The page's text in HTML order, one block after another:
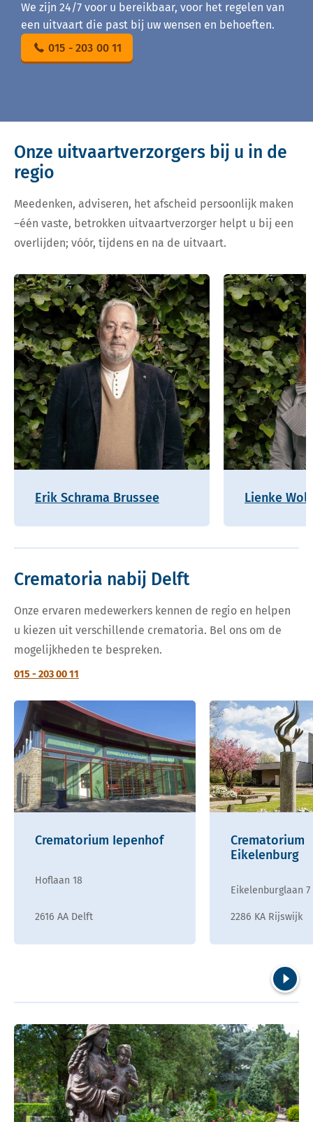
We zijn 24/7 voor u bereikbaar, voor het regelen van
een uitvaart die past bij uw wensen en behoeften.
015 - 203 00 11
Onze uitvaartverzorgers bij u in de
regio
Meedenken, adviseren, het afscheid persoonlijk maken
–één vaste, betrokken uitvaartverzorger helpt u bij een
overlijden; vóór, tijdens en na de uitvaart.
Erik Schrama Brussee Lienke
Crematoria nabij Delft
Onze ervaren medewerkers kennen de regio en helpen
u kiezen uit verschillende crematoria. Bel ons om de
mogelijkheden te bespreken.
015 - 203 00 11
Crematorium Iepenhof
Hoflaan 18
2616 AA Delft
Crematorium
Eikelenburg
Eikelenburglaan 7
2286 KA Rijswijk